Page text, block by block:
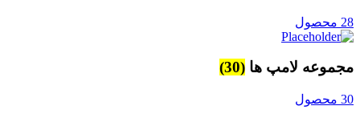
28 محصول
مجموعه لامپ ها (30)
30 محصول